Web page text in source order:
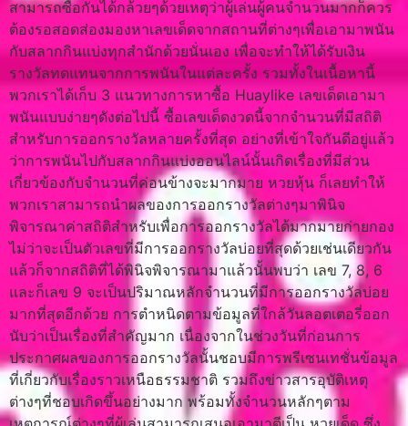
สามารถซื้อกันได้กล้วยๆด้วยเหตุว่าผู้เล่นผู้คนจำนวนมากก็ควร
ต้องรอสอดส่องมองหาเลขเด็ดจากสถานที่ต่างๆเพื่อเอามาพนัน
กับสลากกินแบ่งทุกสํานักด้วยนั่นเอง เพื่อจะทำให้ได้รับเงิน
รางวัลทดแทนจากการพนันในแต่ละครั้ง รวมทั้งในเนื้อหานี้
พวกเราได้เก็บ 3 แนวทางการหาซื้อ Huaylike เลขเด็ดเอามา
พนันแบบง่ายๆดังต่อไปนี้ ซื้อเลขเด็ดงวดนี้จากจำนวนที่มีสถิติ
สำหรับการออกรางวัลหลายครั้งที่สุด อย่างที่เข้าใจกันดีอยู่แล้ว
ว่าการพนันไปกับสลากกินแบ่งออนไลน์นั้นเกิดเรื่องที่มีส่วน
เกี่ยวข้องกับจำนวนที่ค่อนข้างจะมากมาย หวยหุ้น ก็เลยทำให้
พวกเราสามารถนำผลของการออกรางวัลต่างๆมาพินิจ
พิจารณาค่าสถิติสำหรับเพื่อการออกรางวัลได้มากมายก่ายกอง
ไม่ว่าจะเป็นตัวเลขที่มีการออกรางวัลบ่อยที่สุดด้วยเช่นเดียวกัน
แล้วก็จากสถิติที่ได้พินิจพิจารณามาแล้วนั้นพบว่า เลข 7, 8, 6
และก็เลข 9 จะเป็นปริมาณหลักจำนวนที่มีการออกรางวัลบ่อย
มากที่สุดอีกด้วย การตำหนิดตามข้อมูลที่ใกล้วันลอตเตอรี่ออก
นับว่าเป็นเรื่องที่สำคัญมาก เนื่องจากในช่วงวันที่ก่อนการ
ประกาศผลของการออกรางวัลนั้นชอบมีการพรีเซนเทชั่นข้อมูล
ที่เกี่ยวกับเรื่องราวเหนือธรรมชาติ รวมถึงข่าวสารอุบัติเหตุ
ต่างๆที่ชอบเกิดขึ้นอย่างมาก พร้อมทั้งจำนวนหลักๆตาม